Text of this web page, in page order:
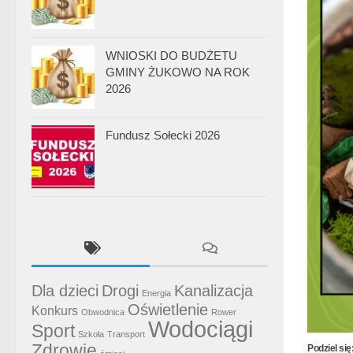
Podziel się:
WNIOSKI DO BUDŻETU
GMINY ŻUKOWO NA ROK
2026
Fundusz Sołecki 2026
Dla dzieci Drogi Energia Kanalizacja
Konkurs Obwodnica Oświetlenie Rower
Sport Szkoła Transport Wodociągi